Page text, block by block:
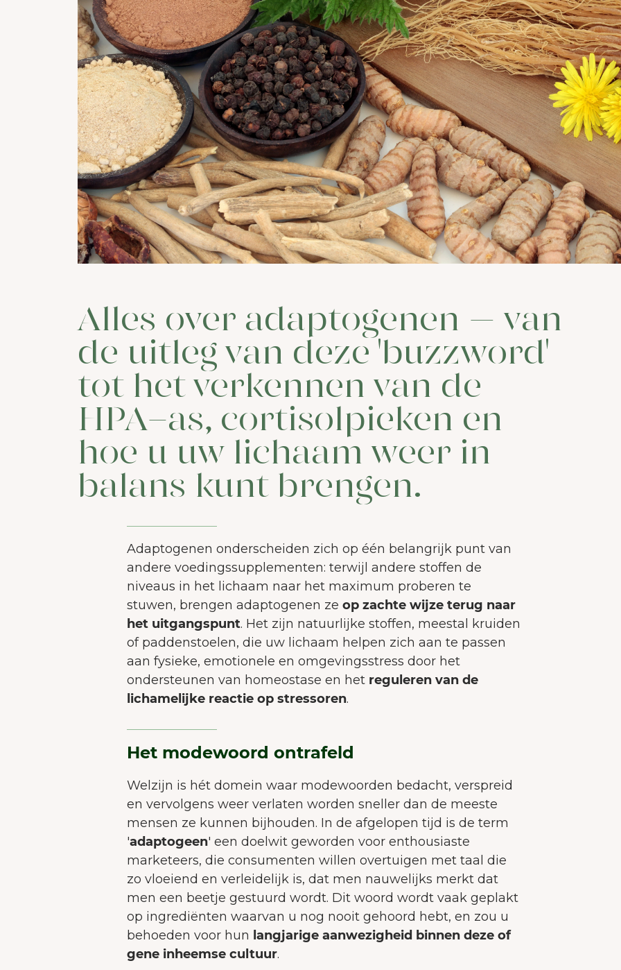
Alles over adaptogenen – van
de uitleg van deze 'buzzword'
tot het verkennen van de
HPA-as, cortisolpieken en
hoe u uw lichaam weer in
balans kunt brengen.
Adaptogenen onderscheiden zich op één belangrijk punt van
andere voedingssupplementen: terwijl andere stoffen de
niveaus in het lichaam naar het maximum proberen te
stuwen, brengen adaptogenen zeop zachte wijze terug naar
het uitgangspunt. Het zijn natuurlijke stoffen, meestal kruiden
of paddenstoelen, die uw lichaam helpen zich aan te passen
aan fysieke, emotionele en omgevingsstress door het
ondersteunen van homeostase en het reguleren van de
lichamelijke reactie op stressoren.
Het modewoord ontrafeld
Welzijn is hét domein waar modewoorden bedacht, verspreid
en vervolgens weer verlaten worden sneller dan de meeste
mensen ze kunnen bijhouden. In de afgelopen tijd is de term
'adaptogeen' een doelwit geworden voor enthousiaste
marketeers, die consumenten willen overtuigen met taal die
zo vloeiend en verleidelijk is, dat men nauwelijks merkt dat
men een beetje gestuurd wordt. Dit woord wordt vaak geplakt
op ingrediënten waarvan u nog nooit gehoord hebt, en zou u
behoeden voor hun langjarige aanwezigheid binnen deze of
gene inheemse cultuur.
WELKOM BIJ JUNAIU.
Op onze website gebruiken wij cookies die ons
gebruikerservaring te verbeteren.